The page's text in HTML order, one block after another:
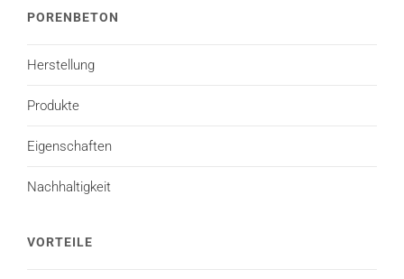
PORENBETON
Herstellung
Produkte
Eigenschaften
Nachhaltigkeit
VORTEILE